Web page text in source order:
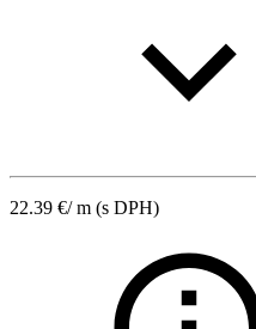
22.39 €/ m (s DPH)